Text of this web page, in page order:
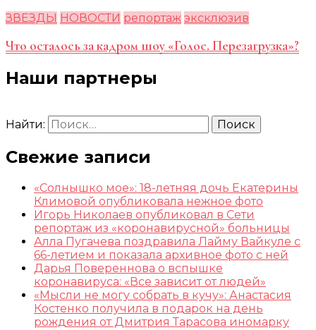
ЗВЕЗДЫ НОВОСТИ репортаж эксклюзив
Что осталось за кадром шоу «Голос. Перезагрузка»?
Наши партнеры
Найти:
Свежие записи
«Солнышко мое»: 18-летняя дочь Екатерины
Климовой опубликовала нежное фото
Игорь Николаев опубликовал в Сети
репортаж из «коронавирусной» больницы
Алла Пугачева поздравила Лайму Вайкуле с
66-летием и показала архивное фото с ней
Дарья Повереннова о вспышке
коронавируса: «Все зависит от людей»
«Мысли не могу собрать в кучу»: Анастасия
Костенко получила в подарок на день
рождения от Дмитрия Тарасова иномарку